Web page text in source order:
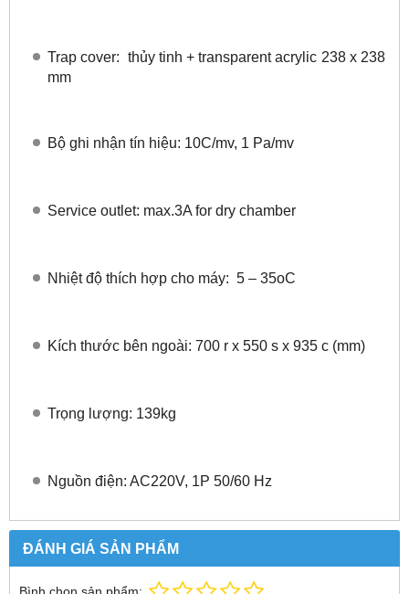
Trap cover: thủy tinh + transparent acrylic 238 x 238
mm
Bộ ghi nhận tín hiệu: 10C/mv, 1 Pa/mv
Service outlet: max.3A for dry chamber
Nhiệt độ thích hợp cho máy: 5 – 35oC
Kích thước bên ngoài: 700 r x 550 s x 935 c (mm)
Trọng lượng: 139kg
Nguồn điện: AC220V, 1P 50/60 Hz
ĐÁNH GIÁ SẢN PHẨM